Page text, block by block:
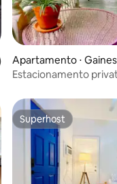
avaliação média de 5,
Apartamento ⋅
Estacionamento
Superhost
Superhost